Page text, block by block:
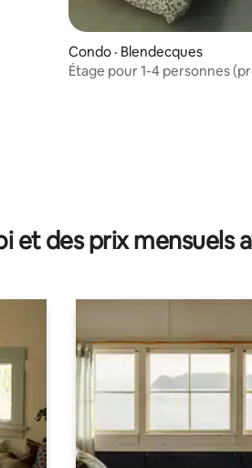
Condo · Blendecques
Étage pour 1-4 personnes
et des prix mensuels